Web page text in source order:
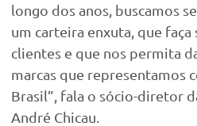
longo dos anos, buscamos
um carteira enxuta, que
clientes e que nos permita
marcas que representamos
Brasil”, fala o sócio-diretor
André Chicau.